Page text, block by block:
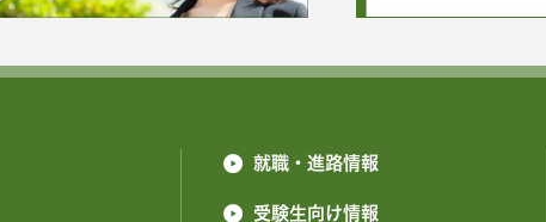
就職・進路情報
受験生向け情報